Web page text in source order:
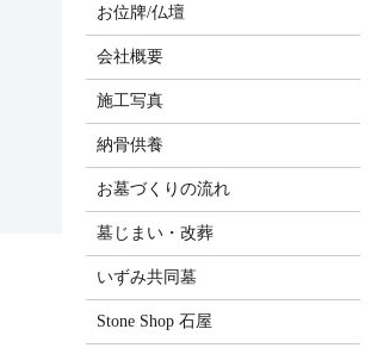
お位牌/仏壇
会社概要
施工写真
納骨供養
お墓づくりの流れ
墓じまい・改葬
いずみ共同墓
Stone Shop 石屋